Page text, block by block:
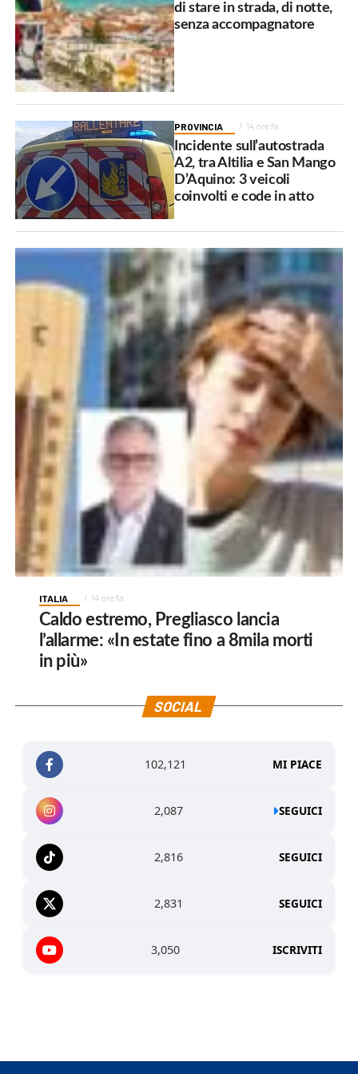
di stare in strada, di notte,
senza accompagnatore
PROVINCIA 14 ore fa
Incidente sull’autostrada
A2, tra Altilia e San Mango
D’Aquino: 3 veicoli
coinvolti e code in atto
ITALIA 14 ore fa
Caldo estremo, Pregliasco lancia
l’allarme: «In estate fino a 8mila morti
in più»
SOCIAL
102,121 MI PIACE
2,087 SEGUICI
2,816 SEGUICI
2,831 SEGUICI
3,050 ISCRIVITI